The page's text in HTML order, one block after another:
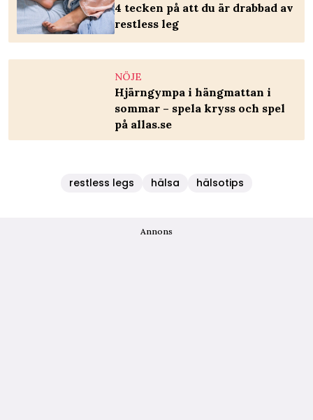
4 tecken på att du är drabbad av
restless leg
NÖJE
Hjärngympa i hängmattan i
sommar – spela kryss och spel
på allas.se
restless legs hälsa hälsotips
Annons